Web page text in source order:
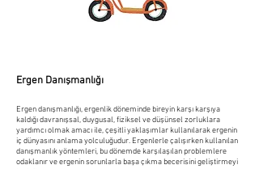
Ergen Danışmanlığı
Ergen danışmanlığı, ergenlik döneminde bireyin karşı karşıya
kaldığı davranışsal, duygusal, fiziksel ve düşünsel zorluklara
yardımcı olmak amacı ile, çeşitli yaklaşımlar kullanılarak ergenin
iç dünyasını anlama yolculuğudur. Ergenlerle çalışırken kullanılan
danışmanlık yöntemleri, bu dönemde karşılaşılan problemlere
odaklanır ve ergenin sorunlarla başa çıkma becerisini geliştirmeyi